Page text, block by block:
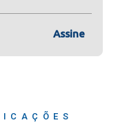
Assine